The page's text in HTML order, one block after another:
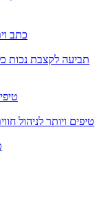
כתב
תביעה לקצבת נכות
7